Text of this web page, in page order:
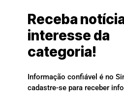
Receba
interesse da
categoria!
Informação confiável é no
cadastre-se para receber